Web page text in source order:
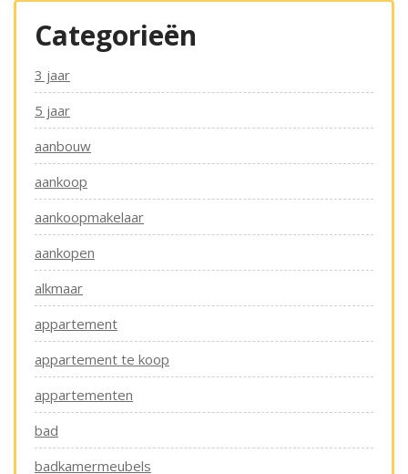
Categorieën
3 jaar
5 jaar
aanbouw
aankoop
aankoopmakelaar
aankopen
alkmaar
appartement
appartement te koop
appartementen
bad
badkamermeubels